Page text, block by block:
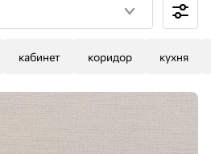
кабинет коридор кухня